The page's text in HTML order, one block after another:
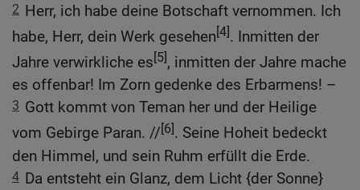
2 Herr, ich habe deine Botschaft vernommen. Ich
habe, Herr, dein Werk gesehen[4]. Inmitten der
Jahre verwirkliche es[5], inmitten der Jahre mache
es offenbar! Im Zorn gedenke des Erbarmens! –
3 Gott kommt von Teman her und der Heilige
vom Gebirge Paran. //[6]. Seine Hoheit bedeckt
den Himmel, und sein Ruhm erfüllt die Erde.
4 Da entsteht ein Glanz, dem Licht {der Sonne}